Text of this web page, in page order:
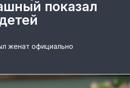
показал
женат официально